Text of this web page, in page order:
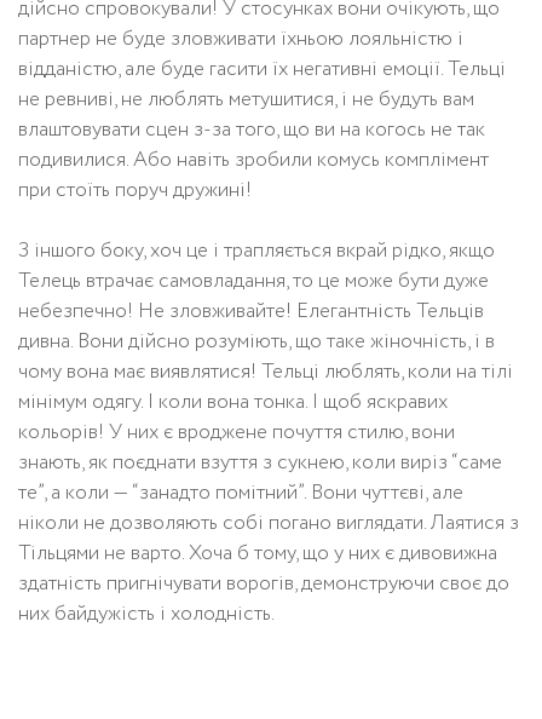
дійсно спровокували! У стосунках вони очікують, що
партнер не буде зловживати їхньою лояльністю і
відданістю, але буде гасити їх негативні емоції. Тельці
не ревниві, не люблять метушитися, і не будуть вам
влаштовувати сцен з-за того, що ви на когось не так
подивилися. Або навіть зробили комусь комплімент
при стоїть поруч дружині!
З іншого боку, хоч це і трапляється вкрай рідко, якщо
Телець втрачає самовладання, то це може бути дуже
небезпечно! Не зловживайте! Елегантність Тельців
дивна. Вони дійсно розуміють, що таке жіночність, і в
чому вона має виявлятися! Тельці люблять, коли на тілі
мінімум одягу. І коли вона тонка. І щоб яскравих
кольорів! У них є вроджене почуття стилю, вони
знають, як поєднати взуття з сукнею, коли виріз “саме
те”, а коли — “занадто помітний”. Вони чуттєві, але
ніколи не дозволяють собі погано виглядати. Лаятися з
Тільцями не варто. Хоча б тому, що у них є дивовижна
здатність пригнічувати ворогів, демонструючи своє до
них байдужість і холодність.